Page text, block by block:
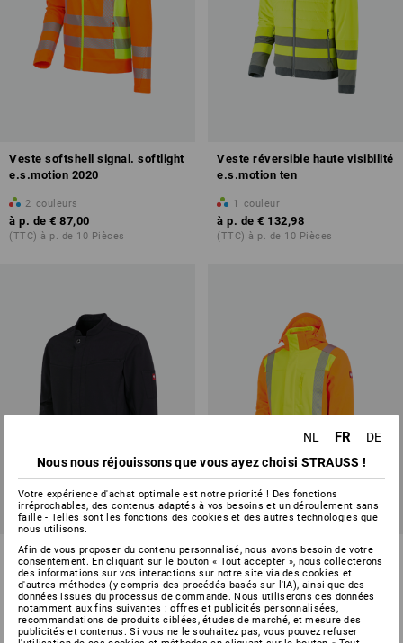
Veste softshell signal. softlight
e.s.motion 2020
2 couleurs
à p. de € 87,00
(TTC) à p. de 10 Pièces
Veste réversible haute visibilité
e.s.motion ten
1 couleur
à p. de € 132,98
(TTC) à p. de 10 Pièces
Veste Softshell e.s.fusion,
hommes
1 couleur
à p. de € 66,43
(TTC) à p. de 10 Pièces
Veste d'hiver softshell de sign.
e.s.motion 2020
2 couleurs
à p. de € 157,18
(TTC) à p. de 10 Pièces
NL FR
DE
Nous nous réjouissons que vous ayez choisi STRAUSS !
Votre expérience d'achat optimale est notre priorité ! Des fonctions
irréprochables, des contenus adaptés à vos besoins et un déroulement sans
faille - Telles sont les fonctions des cookies et des autres technologies que
nous utilisons.
Afin de vous proposer du contenu personnalisé, nous avons besoin de votre
consentement. En cliquant sur le bouton « Tout accepter », nous collecterons
des informations sur vos interactions sur notre site via des cookies et
d'autres méthodes (y compris des procédés basés sur l'IA), ainsi que des
données issues du processus de commande. Nous utiliserons ces données
notamment aux fins suivantes : offres et publicités personnalisées,
recommandations de produits ciblées, études de marché, et mesure des
publicités et contenus. Si vous ne le souhaitez pas, vous pouvez refuser